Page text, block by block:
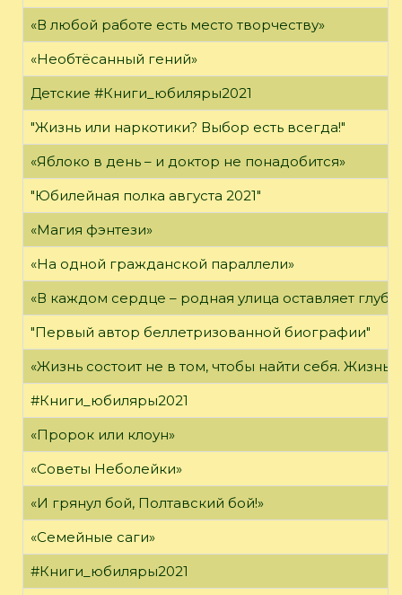
«В любой работе есть место творчеству»
«Необтёсанный гений»
Детские #Книги_юбиляры2021
"Жизнь или наркотики? Выбор есть всегда!"
«Яблоко в день – и доктор не понадобится»
"Юбилейная полка августа 2021"
«Магия фэнтези»
«На одной гражданской параллели»
«В каждом сердце – родная улица оставляет
"Первый автор беллетризованной биографии"
«Жизнь состоит не в том, чтобы найти себя. Жизнь
#Книги_юбиляры2021
«Пророк или клоун»
«Советы Неболейки»
«И грянул бой, Полтавский бой!»
«Семейные саги»
#Книги_юбиляры2021